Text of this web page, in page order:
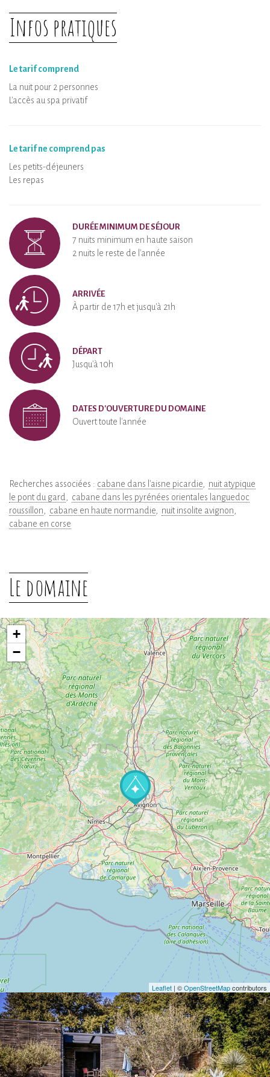
Infos pratiques
Le tarif comprend
La nuit pour 2 personnes
L'accès au spa privatif
Le tarif ne comprend pas
Les petits-déjeuners
Les repas
DURÉE MINIMUM DE SÉJOUR
7 nuits minimum en haute saison
2 nuits le reste de l'année
ARRIVÉE
À partir de 17h et jusqu'à 21h
DÉPART
Jusqu'à 10h
DATES D'OUVERTURE DU DOMAINE
Ouvert toute l'année
Recherches associées : cabane dans l'aisne picardie
nuit atypique
le pont du gard
cabane dans les pyrénées orientales languedoc
roussillon
cabane en haute normandie
nuit insolite avignon
cabane en corse
Le domaine
+
−
Leaflet | ©OpenStreetMapcontributors